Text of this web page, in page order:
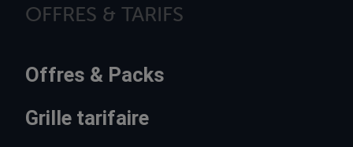
OFFRES & TARIFS
Offres & Packs
Grille tarifaire